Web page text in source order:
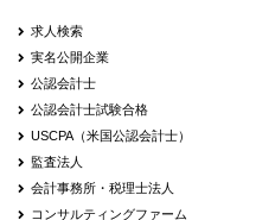
求人検索
実名公開企業
公認会計士
公認会計士試験合格
USCPA（米国公認会計士）
監査法人
会計事務所・税理士法人
コンサルティングファーム